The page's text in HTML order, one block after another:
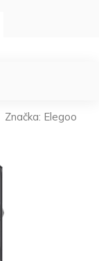
Značka: Elegoo